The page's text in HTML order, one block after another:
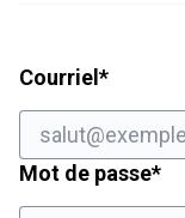
Courriel *Champ
Mot de passe*